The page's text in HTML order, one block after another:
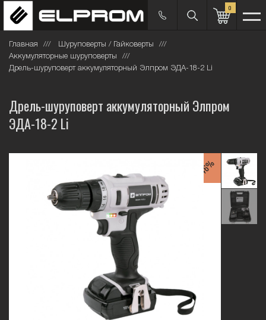
0
Главная
Шуруповерты / Гайковерты
Аккумуляторные шуруповерты
Дрель-шуруповерт аккумуляторный Элпром ЭДА-18-2 Li
Дрель-шуруповерт аккумуляторный Элпром
ЭДА-18-2 Li
-46%